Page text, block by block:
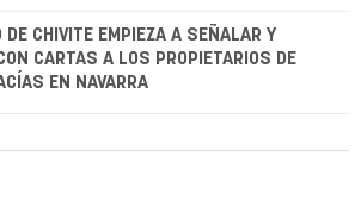
DE CHIVITE EMPIEZA A SEÑALAR Y
CARTAS A LOS PROPIETARIOS DE
EN NAVARRA